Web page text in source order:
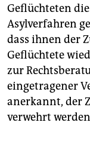
Geflüchteten
Asylverfahren
dass ihnen der
Geflüchtete
zur
eingetragener
anerkannt, der
verwehrt